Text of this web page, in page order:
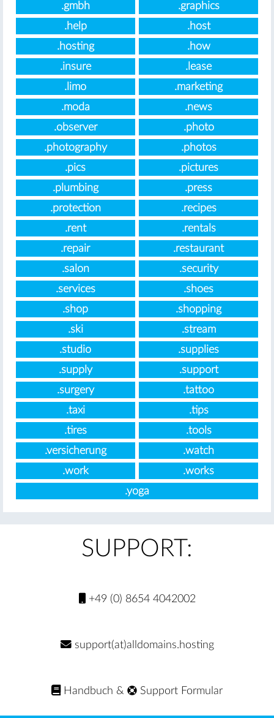
.gmbh
.graphics
.help
.host
.hosting
.how
.insure
.lease
.limo
.marketing
.moda
.news
.observer
.photo
.photography
.photos
.pics
.pictures
.plumbing
.press
.protection
.recipes
.rent
.rentals
.repair
.restaurant
.salon
.security
.services
.shoes
.shop
.shopping
.ski
.stream
.studio
.supplies
.supply
.support
.surgery
.tattoo
.taxi
.tips
.tires
.tools
.versicherung
.watch
.work
.works
.yoga
SUPPORT:
+49 (0) 8654 4042002
support(at)alldomains.hosting
Handbuch & Support Formular